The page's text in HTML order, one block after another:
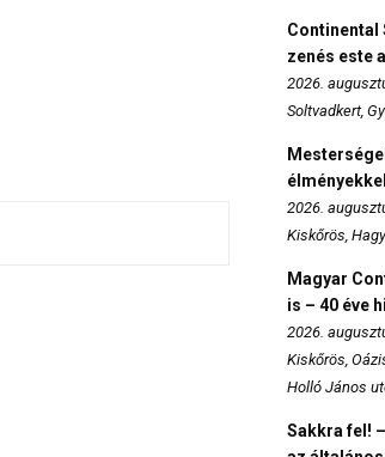
Continental
zenés este
2026.
Soltvadkert,
2026.
Kiskőrös,
Magyar
is – 40 éve
2026.
Kiskőrös,
Holló János
Sakkra fel!